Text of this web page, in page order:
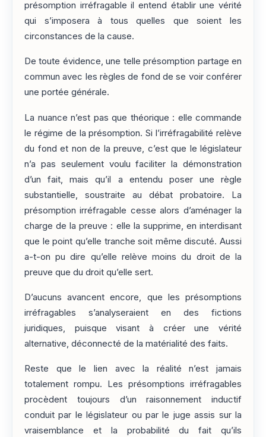
présomption irréfragable il entend établir une vérité
qui s’imposera à tous quelles que soient les
circonstances de la cause.
De toute évidence, une telle présomption partage en
commun avec les règles de fond de se voir conférer
une portée générale.
La nuance n’est pas que théorique : elle commande
le régime de la présomption. Si l’irréfragabilité relève
du fond et non de la preuve, c’est que le législateur
n’a pas seulement voulu faciliter la démonstration
d’un fait, mais qu’il a entendu poser une règle
substantielle, soustraite au débat probatoire. La
présomption irréfragable cesse alors d’aménager la
charge de la preuve : elle la supprime, en interdisant
que le point qu’elle tranche soit même discuté. Aussi
a-t-on pu dire qu’elle relève moins du droit de la
preuve que du droit qu’elle sert.
D’aucuns avancent encore, que les présomptions
irréfragables s’analyseraient en des fictions
juridiques, puisque visant à créer une vérité
alternative, déconnecté de la matérialité des faits.
Reste que le lien avec la réalité n’est jamais
totalement rompu. Les présomptions irréfragables
procèdent toujours d’un raisonnement inductif
conduit par le législateur ou par le juge assis sur la
vraisemblance et la probabilité du fait qu’ils